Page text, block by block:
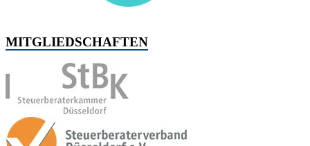
MITGLIEDSCHAFTEN